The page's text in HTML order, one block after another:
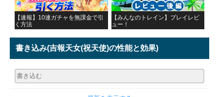
【速報】10連ガチャを無課金で引
く方法
【みんなのトレイン】プレイレビ
ュー！
書き込み(吉報天女(祝天使)の性能と効果)